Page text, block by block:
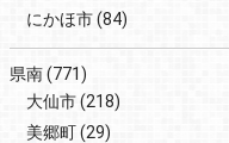
にかほ市(84)
県南(771)
大仙市(218)
美郷町(29)